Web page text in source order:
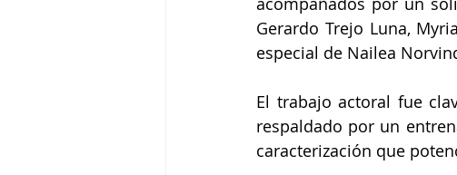
Gerardo Trejo Luna,
especial de Nailea
El trabajo actoral fue
respaldado por un
caracterización que